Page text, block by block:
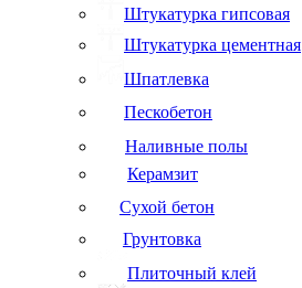
Штукатурка гипсовая
Штукатурка цементная
Шпатлевка
Пескобетон
Наливные полы
Керамзит
Сухой бетон
Грунтовка
Плиточный клей